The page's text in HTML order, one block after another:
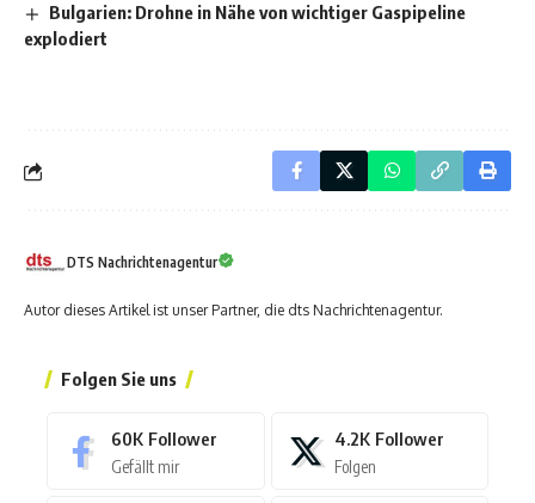
Bulgarien: Drohne in Nähe von wichtiger Gaspipeline
explodiert
DTS Nachrichtenagentur
Autor dieses Artikel ist unser Partner, die dts Nachrichtenagentur.
Folgen Sie uns
60K Follower
Gefällt mir
4.2K Follower
Folgen